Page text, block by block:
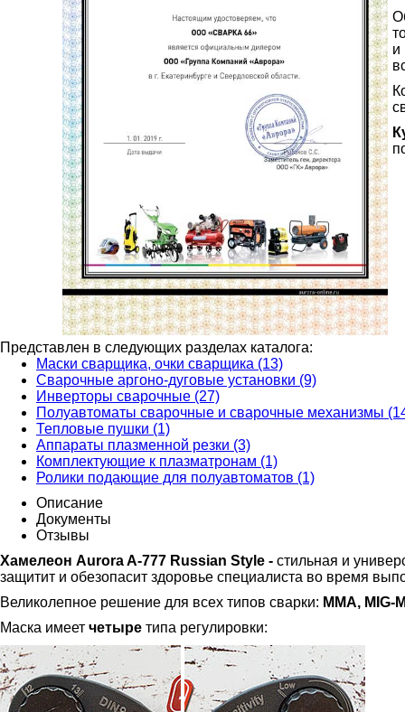
и
Представлен в следующих разделах каталога:
Маски сварщика, очки сварщика (13)
Сварочные аргоно-дуговые установки (9)
Инверторы сварочные (27)
Полуавтоматы сварочные и сварочные механизмы
Тепловые пушки (1)
Аппараты плазменной резки (3)
Комплектующие к плазматронам (1)
Ролики подающие для полуавтоматов (1)
Описание
Документы
Отзывы
Хамелеон Aurora A-777 Russian Style - стильная и
защитит и обезопасит здоровье специалиста во время
Великолепное решение для всех типов сварки: MMA, MIG-
Маска имеет четыре типа регулировки: